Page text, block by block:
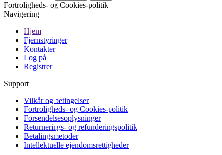
Fortroligheds- og Cookies-politik
Navigering
Hjem
Fjernstyringer
Kontakter
Log på
Registrer
Support
Vilkår og betingelser
Fortroligheds- og Cookies-politik
Forsendelsesoplysninger
Returnerings- og refunderingspolitik
Betalingsmetoder
Intellektuelle ejendomsrettigheder